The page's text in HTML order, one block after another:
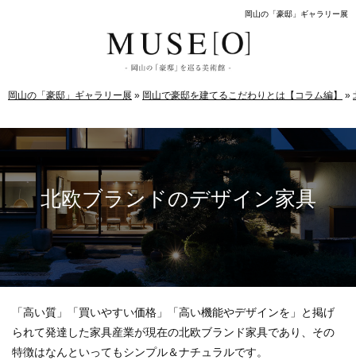
岡山の「豪邸」ギャラリー展
岡山の「豪邸」ギャラリー展 » 岡山で豪邸を建てるこだわりとは【コラム編】 »
北欧ブランドのデザイン家具
「高い質」「買いやすい価格」「高い機能やデザインを」と掲げ
られて発達した家具産業が現在の北欧ブランド家具であり、その
特徴はなんといってもシンプル＆ナチュラルです。